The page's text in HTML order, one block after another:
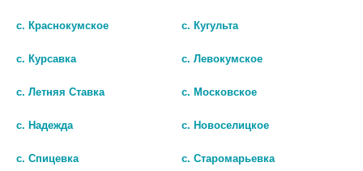
с. Краснокумское с. Кугульта
с. Курсавка с. Левокумское
с. Летняя Ставка с. Московское
с. Надежда с. Новоселицкое
с. Спицевка с. Старомарьевка